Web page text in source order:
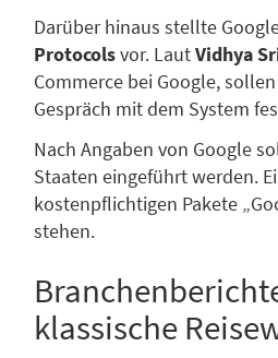
Darüber hinaus stellte
Protocolsvor. LautVidhya
Commerce bei Google,
Gespräch mit dem System
Nach Angaben von Google
Staaten eingeführt werden.
kostenpflichtigen Pakete
stehen.
klassische